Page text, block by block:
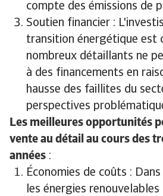
compte des émissions de
Soutien financier :
transition énergétique est
nombreux détaillants ne
à des financements en
hausse des faillites du
perspectives
Les meilleures opportunités
vente au détail au cours des
années :
Économies de coûts :
les énergies